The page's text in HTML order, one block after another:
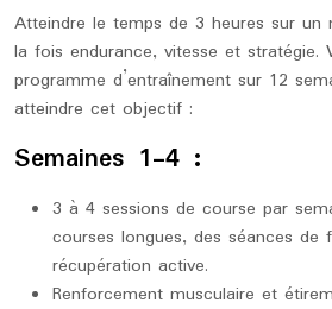
Atteindre le temps de 3 heures sur un
la fois endurance, vitesse et stratégie.
programme d’entraînement sur 12
atteindre cet objectif :
Semaines 1-4 :
3 à 4 sessions de course par
courses longues, des séances de
récupération active.
Renforcement musculaire et